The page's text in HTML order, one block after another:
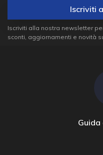
Iscriviti
Iscriviti alla nostra newsletter
sconti, aggiornamenti e novità